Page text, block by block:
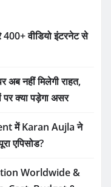
वीडियो इंटरनेट से
नहीं मिलेगी राहत,
पर क्या पड़ेगा असर
में Karan Aujla ने
एपिसोड?
Worldwide &